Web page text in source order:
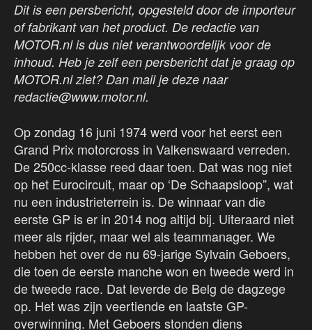
Dit is een persbericht, opgesteld door de importeur
of fabrikant van het product. De redactie van
MOTOR.nl is dus niet verantwoordelijk voor de
inhoud. Heb je zelf een persbericht dat je graag op
MOTOR.nl ziet? Dan mail je deze naar
redactie@www.motor.nl.
Op zondag 16 juni 1974 werd voor het eerst een
Grand Prix motorcross in Valkenswaard verreden.
De 250cc-klasse reed daar toen. Dat was nog niet
op het Eurocircuit, maar op ‘De Schaapsloop”, wat
nu een industrieterrein is. De winnaar van die
eerste GP is er in 2014 nog altijd bij. Uiteraard niet
meer als rijder, maar wel als teammanager. We
hebben het over de nu 69-jarige Sylvain Geboers,
die toen de eerste manche won en tweede werd in
de tweede race. Dat leverde de Belg de dagzege
op. Het was zijn veertiende en laatste GP-
overwinning. Met Geboers stonden diens